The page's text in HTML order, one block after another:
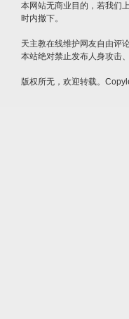
本网站无商业目的，若我们
时内撤下。
天主教在线维护网友自由评
本站绝对禁止发布人身攻击
版权所无，欢迎转载。